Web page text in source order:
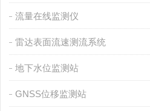
流量在线监测仪
雷达表面流速测流系统
地下水位监测站
GNSS位移监测站